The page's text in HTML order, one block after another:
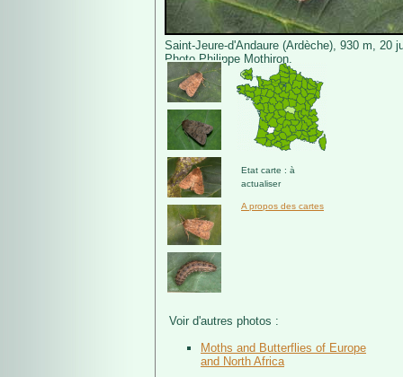
Saint-Jeure-d'Andaure (Ardèche), 930 m, 20
Photo Philippe Mothiron.
Etat carte : à
actualiser
A propos des cartes
Voir d'autres photos :
Moths and Butterflies of Europe
and North Africa